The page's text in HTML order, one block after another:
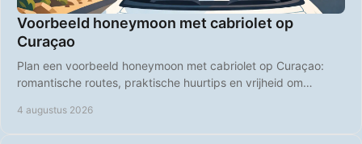
Voorbeeld honeymoon met cabriolet op
Curaçao
Plan een voorbeeld honeymoon met cabriolet op Curaçao:
romantische routes, praktische huurtips en vrijheid om
4 augustus 2026